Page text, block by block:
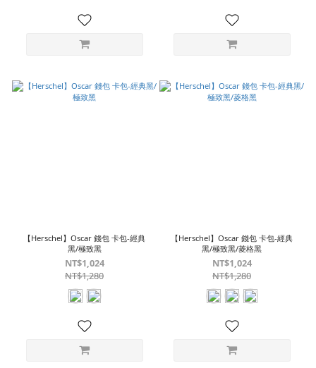
【Herschel】Oscar 錢包 卡包-經典
黑/極致黑
NT$1,024
NT$1,280
【Herschel】Oscar 錢包 卡包-經典
黑/極致黑/菱格黑
NT$1,024
NT$1,280